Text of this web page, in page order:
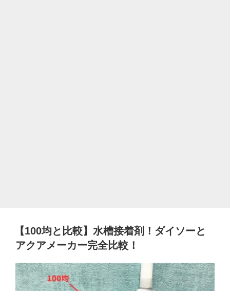
【100均と比較】水槽接着剤！ダイソーと
アクアメーカー完全比較！